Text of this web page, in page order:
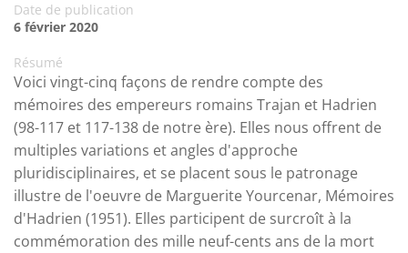
Date de publication
6 février 2020
Résumé
Voici vingt-cinq façons de rendre compte des
mémoires des empereurs romains Trajan et Hadrien
(98-117 et 117-138 de notre ère). Elles nous offrent de
multiples variations et angles d'approche
pluridisciplinaires, et se placent sous le patronage
illustre de l'oeuvre de Marguerite Yourcenar, Mémoires
d'Hadrien (1951). Elles participent de surcroît à la
commémoration des mille neuf-cents ans de la mort